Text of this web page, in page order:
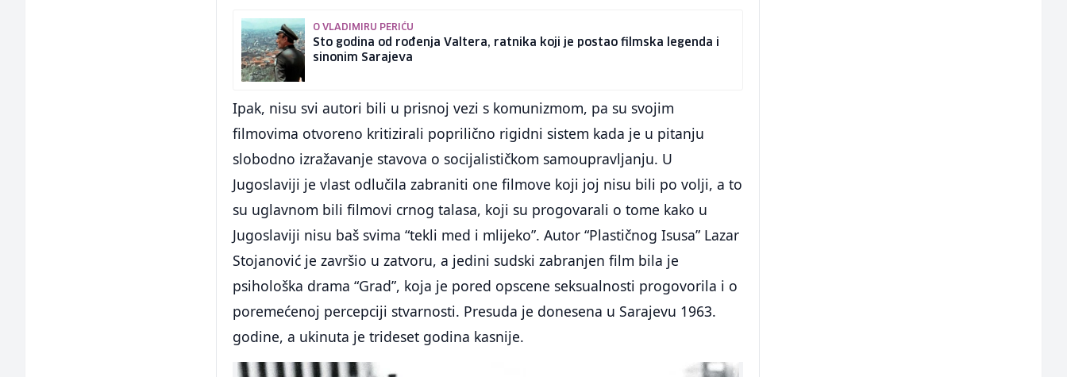
O VLADIMIRU PERIĆU
Sto godina od rođenja Valtera, ratnika koji je postao filmska legenda i
sinonim Sarajeva
Ipak, nisu svi autori bili u prisnoj vezi s komunizmom, pa su svojim
filmovima otvoreno kritizirali poprilično rigidni sistem kada je u pitanju
slobodno izražavanje stavova o socijalističkom samoupravljanju. U
Jugoslaviji je vlast odlučila zabraniti one filmove koji joj nisu bili po volji, a to
su uglavnom bili filmovi crnog talasa, koji su progovarali o tome kako u
Jugoslaviji nisu baš svima “tekli med i mlijeko”. Autor “Plastičnog Isusa” Lazar
Stojanović je završio u zatvoru, a jedini sudski zabranjen film bila je
psihološka drama “Grad”, koja je pored opscene seksualnosti progovorila i o
poremećenoj percepciji stvarnosti. Presuda je donesena u Sarajevu 1963.
godine, a ukinuta je trideset godina kasnije.